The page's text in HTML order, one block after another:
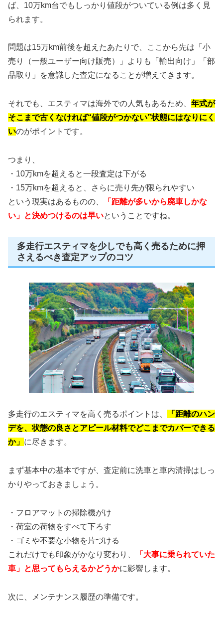
ば、10万km台でもしっかり値段がついている例は多く見
られます。
問題は15万km前後を超えたあたりで、ここから先は「小
売り（一般ユーザー向け販売）」よりも「輸出向け」「部
品取り」を意識した査定になることが増えてきます。
それでも、エスティマは海外での人気もあるため、 年式が
そこまで古くなければ“値段がつかない”状態にはなりにく
いのがポイントです。
つまり、
・10万kmを超えると一段査定は下がる
・15万kmを超えると、さらに売り先が限られやすい
という現実はあるものの、
「距離が多いから廃車しかな
い」と決めつけるのは早いということですね。
多走行エスティマを少しでも高く売るために押
さえるべき査定アップのコツ
多走行のエスティマを高く売るポイントは、
「距離のハン
デを、状態の良さとアピール材料でどこまでカバーできる
か」 に尽きます。
まず基本中の基本ですが、査定前に洗車と車内清掃はしっ
かりやっておきましょう。
・フロアマットの掃除機がけ
・荷室の荷物をすべて下ろす
・ゴミや不要な小物を片づける
これだけでも印象がかなり変わり、
「大事に乗られていた
車」と思ってもらえるかどうかに影響します。
次に、メンテナンス履歴の準備です。